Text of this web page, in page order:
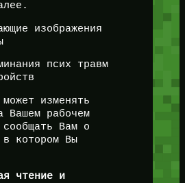
изображения
псих травм
изменять
Вашем рабочем
Вам о
в котором Вы
чтение и